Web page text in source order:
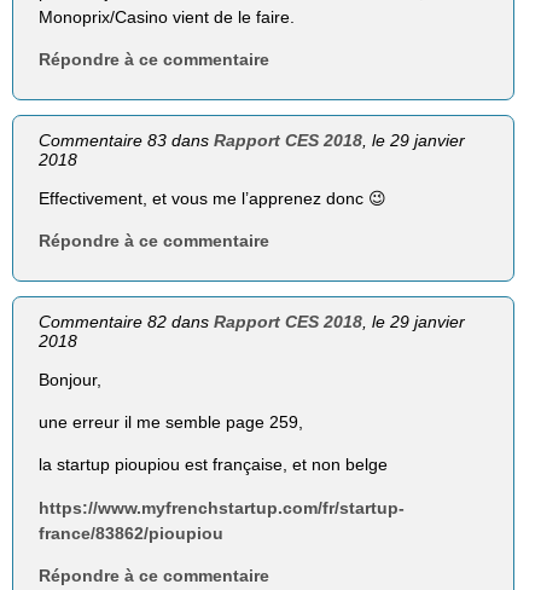
Monoprix/Casino vient de le faire.
Répondre à ce commentaire
Commentaire 83 dansRapport CES 2018 , le 29 janvier
2018
Effectivement, et vous me l’apprenez donc 😉
Répondre à ce commentaire
Commentaire 82 dansRapport CES 2018, le 29 janvier
2018
Bonjour,
une erreur il me semble page 259,
la startup pioupiou est française, et non belge
https://www.myfrenchstartup.com/fr/startup-
france/83862/pioupiou
Répondre à ce commentaire